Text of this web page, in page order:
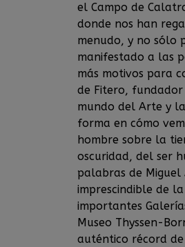
el Campo de
donde nos han
menudo, y no sólo
manifestado a las
más motivos para
de Fitero,
mundo del Arte y
forma en cómo
hombre sobre la
oscuridad, del ser
palabras de Miguel
imprescindible de
importantes
Museo Thyssen-
auténtico récord de